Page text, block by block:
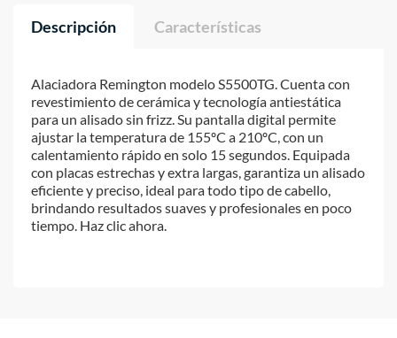
Descripción Características
Alaciadora Remington modelo S5500TG. Cuenta con
revestimiento de cerámica y tecnología antiestática
para un alisado sin frizz. Su pantalla digital permite
ajustar la temperatura de 155ºC a 210ºC, con un
calentamiento rápido en solo 15 segundos. Equipada
con placas estrechas y extra largas, garantiza un alisado
eficiente y preciso, ideal para todo tipo de cabello,
brindando resultados suaves y profesionales en poco
tiempo. Haz clic ahora.